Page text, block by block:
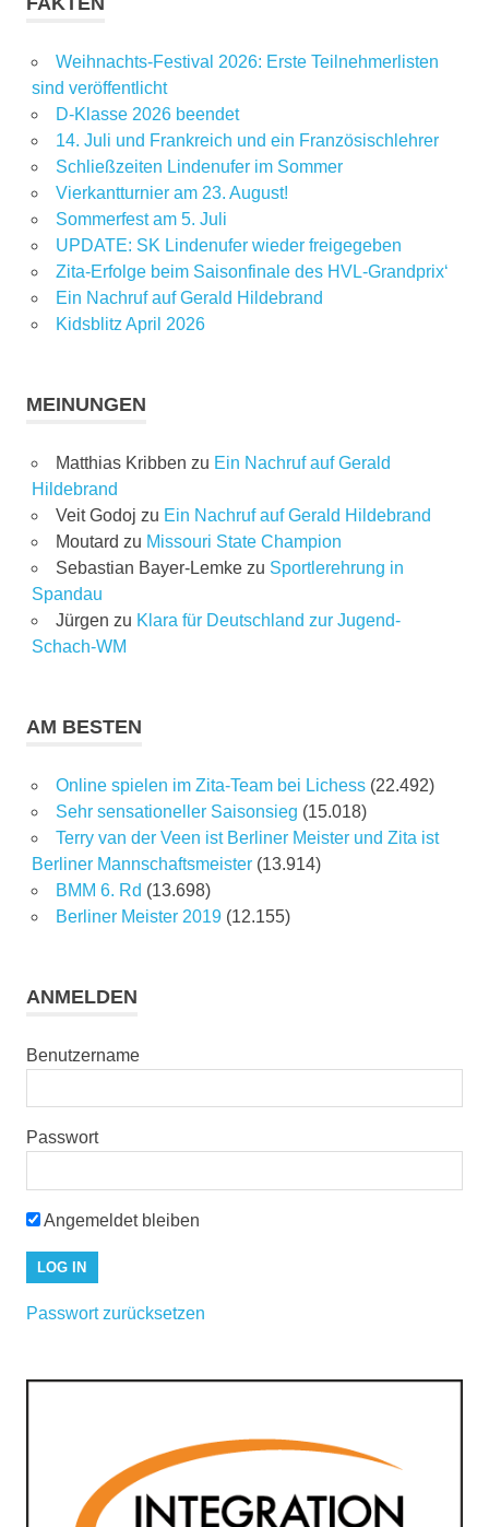
Weihnachts-Festival 2026: Erste Teilnehmerlisten
sind veröffentlicht
D-Klasse 2026 beendet
14. Juli und Frankreich und ein Französischlehrer
Schließzeiten Lindenufer im Sommer
Vierkantturnier am 23. August!
Sommerfest am 5. Juli
UPDATE: SK Lindenufer wieder freigegeben
Zita-Erfolge beim Saisonfinale des HVL-Grandprix‘
Ein Nachruf auf Gerald Hildebrand
Kidsblitz April 2026
MEINUNGEN
Matthias Kribben zu Ein Nachruf auf Gerald
Hildebrand
Veit Godoj zu Ein Nachruf auf Gerald Hildebrand
Moutard zu Missouri State Champion
Sebastian Bayer-Lemkezu Sportlerehrung in
Spandau
Jürgen zu Klara für Deutschland zur Jugend-
Schach-WM
AM BESTEN
Online spielen im Zita-Team bei Lichess (22.492)
Sehr sensationeller Saisonsieg (15.018)
Terry van der Veen ist Berliner Meister und Zita ist
Berliner Mannschaftsmeister (13.914)
BMM 6. Rd (13.698)
Berliner Meister 2019 (12.155)
ANMELDEN
Benutzername
Passwort
Angemeldet bleiben
Passwort zurücksetzen